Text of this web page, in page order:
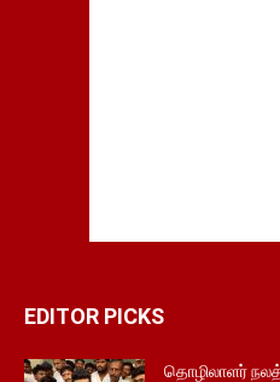
EDITOR PICKS
தொழிலாளர்